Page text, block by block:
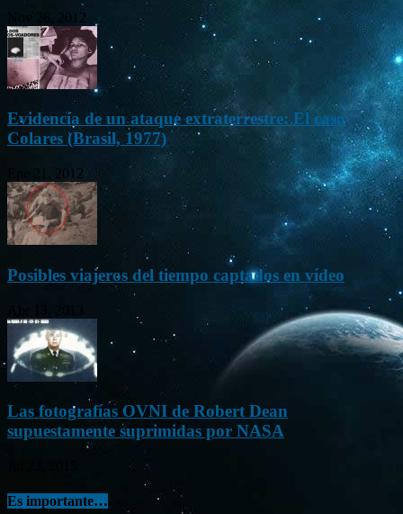
Nov 26, 2012
Evidencia de un ataque extraterrestre: El caso
Colares (Brasil, 1977)
Ene 21, 2012
Posibles viajeros del tiempo captados en vídeo
Las fotografías OVNI de Robert Dean
supuestamente suprimidas por NASA
Es importante…